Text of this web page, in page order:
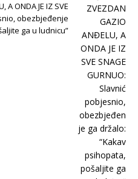
A ONDA JE IZ SVE
obezbjeđenje
ga u ludnicu”